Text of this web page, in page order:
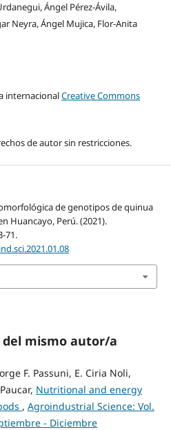
Ángel Pérez-Ávila,
Neyra, Ángel Mujica, Flor-Anita
internacionalCreative Commons
de autor sin restricciones.
de genotipos de quinua
Huancayo, Perú. (2021).
71.
mismo autor/a
F. Passuni, E. Ciria Noli,
Nutritional and energy
, Agroindustrial Science: Vol.
- Diciembre